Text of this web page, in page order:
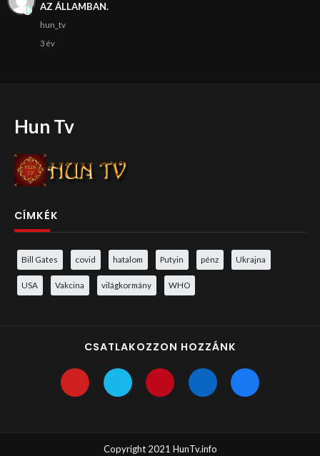
AZ ÁLLAMBAN.
hun_tv
3 év
Hun Tv
CÍMKÉK
Bill Gates covid hatalom Putyin pénz Ukrajna
USA Vakcina világkormány WHO
CSATLAKOZZON HOZZÁNK
Copyright 2021 HunTv.info